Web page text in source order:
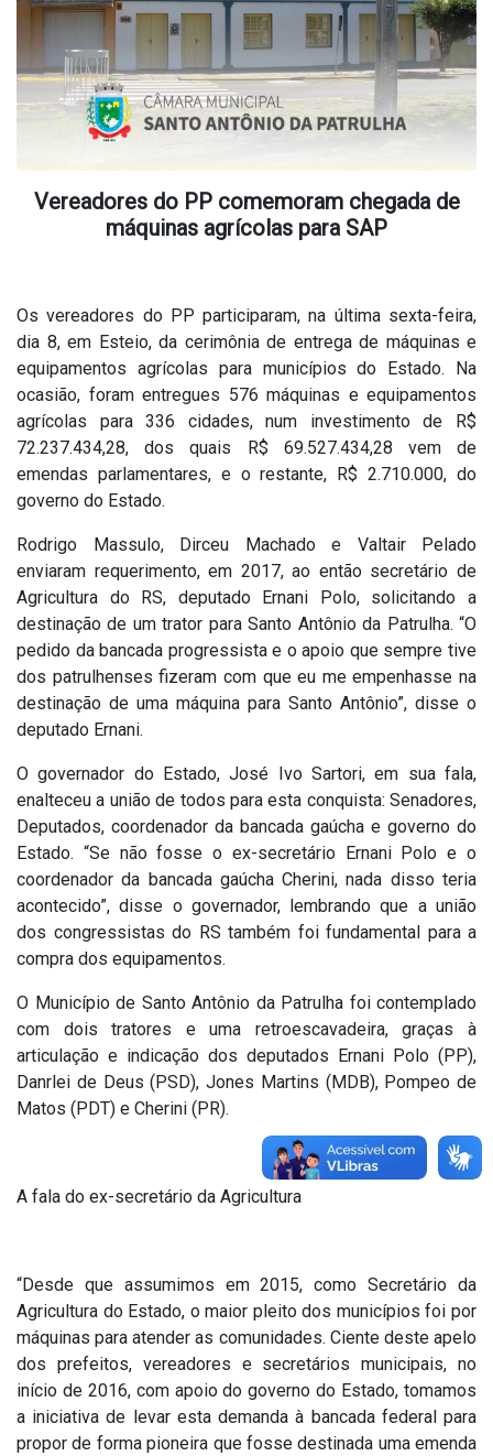
Vereadores do PP comemoram chegada de
máquinas agrícolas para SAP
Os vereadores do PP participaram, na última sexta-feira,
dia 8, em Esteio, da cerimônia de entrega de máquinas e
equipamentos agrícolas para municípios do Estado. Na
ocasião, foram entregues 576 máquinas e equipamentos
agrícolas para 336 cidades, num investimento de R$
72.237.434,28, dos quais R$ 69.527.434,28 vem de
emendas parlamentares, e o restante, R$ 2.710.000, do
governo do Estado.
Rodrigo Massulo, Dirceu Machado e Valtair Pelado
enviaram requerimento, em 2017, ao então secretário de
Agricultura do RS, deputado Ernani Polo, solicitando a
destinação de um trator para Santo Antônio da Patrulha. “O
pedido da bancada progressista e o apoio que sempre tive
dos patrulhenses fizeram com que eu me empenhasse na
destinação de uma máquina para Santo Antônio”, disse o
deputado Ernani.
O governador do Estado, José Ivo Sartori, em sua fala,
enalteceu a união de todos para esta conquista: Senadores,
Deputados, coordenador da bancada gaúcha e governo do
Estado. “Se não fosse o ex-secretário Ernani Polo e o
coordenador da bancada gaúcha Cherini, nada disso teria
acontecido”, disse o governador, lembrando que a união
dos congressistas do RS também foi fundamental para a
compra dos equipamentos.
O Município de Santo Antônio da Patrulha foi contemplado
com dois tratores e uma retroescavadeira, graças à
articulação e indicação dos deputados Ernani Polo (PP),
Danrlei de Deus (PSD), Jones Martins (MDB), Pompeo de
Matos (PDT) e Cherini (PR).
A fala do ex-secretário da Agricultura
“Desde que assumimos em 2015, como Secretário da
Agricultura do Estado, o maior pleito dos municípios foi por
máquinas para atender as comunidades. Ciente deste apelo
dos prefeitos, vereadores e secretários municipais, no
início de 2016, com apoio do governo do Estado, tomamos
a iniciativa de levar esta demanda à bancada federal para
propor de forma pioneira que fosse destinada uma emenda